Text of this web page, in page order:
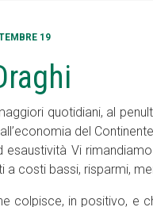
19
quotidiani, al
del
esaustività Vi
a costi bassi, risparmi,
colpisce, in positivo, e